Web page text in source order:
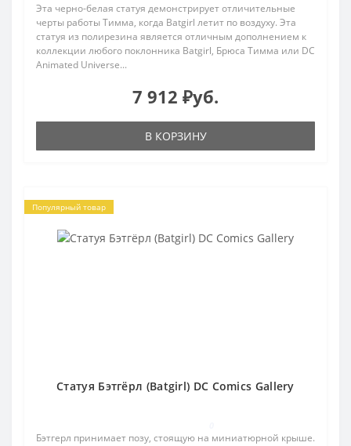
Эта черно-белая статуя демонстрирует отличительные
черты работы Тимма, когда Batgirl летит по воздуху. Эта
статуя из полирезина является отличным дополнением к
коллекции любого поклонника Batgirl, Брюса Тимма или DC
Animated Universe...
7 912 ₽уб.
В КОРЗИНУ
Популярный товар
Статуя Бэтгёрл (Batgirl) DC Comics Gallery
Бэтгерл принимает позу, стоящую на миниатюрной крыше.